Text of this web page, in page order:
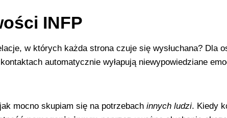
INFP
w których każda strona czuje się wysłuchana? Dla
automatycznie wyłapują niewypowiedziane
mocno skupiam się na potrzebach innych ludzi. Kiedy